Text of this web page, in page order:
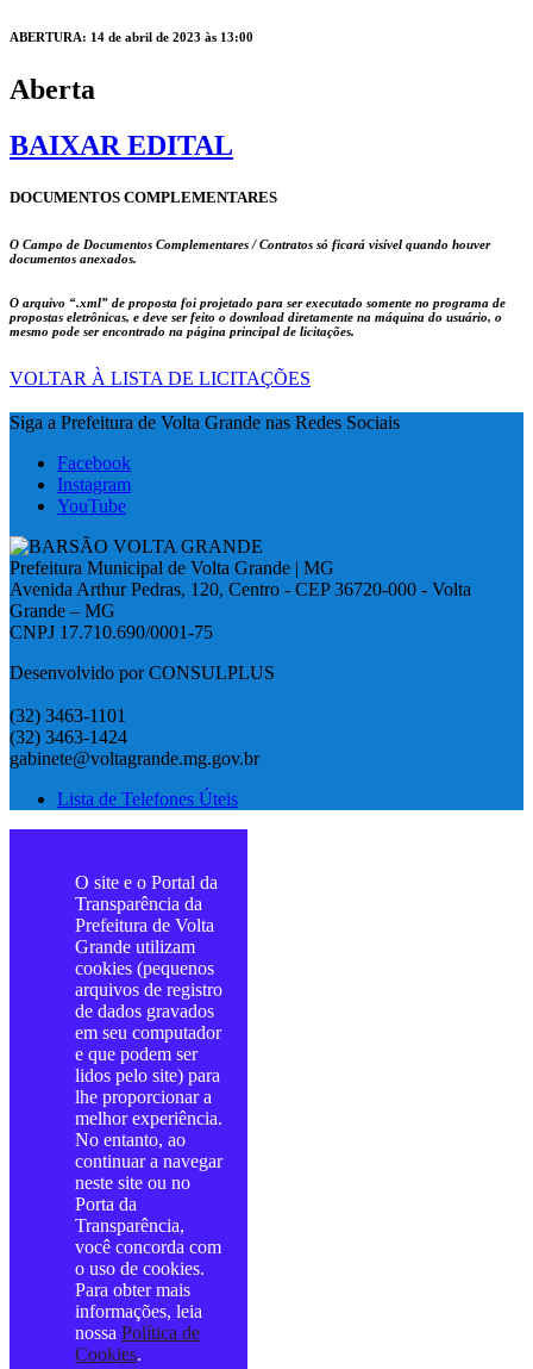
ABERTURA: 14 de abril de 2023 às 13:00
Aberta
BAIXAR EDITAL
DOCUMENTOS COMPLEMENTARES
O Campo de Documentos Complementares / Contratos só ficará visível quando houver
documentos anexados.
O arquivo “.xml” de proposta foi projetado para ser executado somente no programa de
propostas eletrônicas, e deve ser feito o download diretamente na máquina do usuário, o
mesmo pode ser encontrado na página principal de licitações.
VOLTAR À LISTA DE LICITAÇÕES
Siga a Prefeitura de Volta Grande nas Redes Sociais
Facebook
Instagram
YouTube
Prefeitura Municipal de Volta Grande | MG
Avenida Arthur Pedras, 120, Centro - CEP 36720-000 - Volta
Grande – MG
CNPJ 17.710.690/0001-75
Desenvolvido por CONSULPLUS
(32) 3463-1101
(32) 3463-1424
gabinete@voltagrande.mg.gov.br
Lista de Telefones Úteis
O site e o Portal da
Transparência da
Prefeitura de Volta
Grande utilizam
cookies (pequenos
arquivos de registro
de dados gravados
em seu computador
e que podem ser
lidos pelo site) para
lhe proporcionar a
melhor experiência.
No entanto, ao
continuar a navegar
neste site ou no
Porta da
Transparência,
você concorda com
o uso de cookies.
Para obter mais
informações, leia
nossa Política de
Cookies.